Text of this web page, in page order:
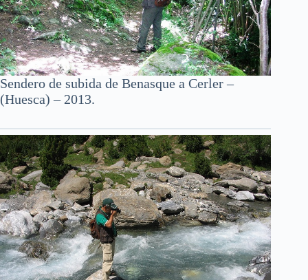
Sendero de subida de Benasque a Cerler –
(Huesca) – 2013.